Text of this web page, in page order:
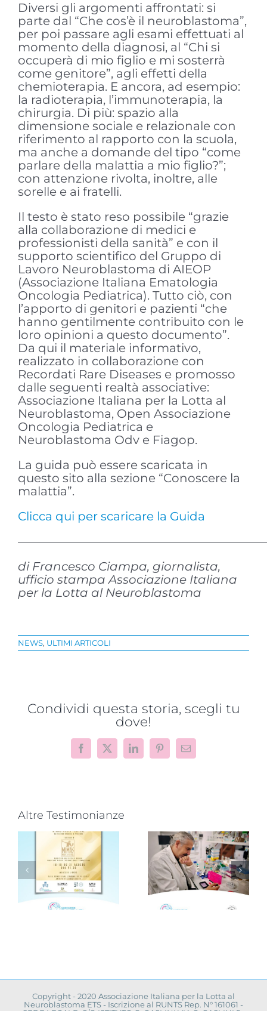
Diversi gli argomenti affrontati: si
parte dal “Che cos’è il neuroblastoma”,
per poi passare agli esami effettuati al
momento della diagnosi, al “Chi si
occuperà di mio figlio e mi sosterrà
come genitore”, agli effetti della
chemioterapia. E ancora, ad esempio:
la radioterapia, l’immunoterapia, la
chirurgia. Di più: spazio alla
dimensione sociale e relazionale con
riferimento al rapporto con la scuola,
ma anche a domande del tipo “come
parlare della malattia a mio figlio?”;
con attenzione rivolta, inoltre, alle
sorelle e ai fratelli.
Il testo è stato reso possibile “grazie
alla collaborazione di medici e
professionisti della sanità” e con il
supporto scientifico del Gruppo di
Lavoro Neuroblastoma di AIEOP
(Associazione Italiana Ematologia
Oncologia Pediatrica). Tutto ciò, con
l’apporto di genitori e pazienti “che
hanno gentilmente contribuito con le
loro opinioni a questo documento”.
Da qui il materiale informativo,
realizzato in collaborazione con
Recordati Rare Diseases e promosso
dalle seguenti realtà associative:
Associazione Italiana per la Lotta al
Neuroblastoma, Open Associazione
Oncologia Pediatrica e
Neuroblastoma Odv e Fiagop.
La guida può essere scaricata in
questo sito alla sezione “Conoscere la
malattia”.
Clicca qui per scaricare la Guida
di Francesco Ciampa, giornalista,
ufficio stampa Associazione Italiana
per la Lotta al Neuroblastoma
NEWS, ULTIMI ARTICOLI
Condividi questa storia, scegli tu
dove!
Facebook
X LinkedInPinterestEmail
Altre Testimonianze
Progetto
“VAMOLAA,
in campo
anche
l’Università
La Sapienza
Novità dalla
ricerca
scientifica:
convegno a
Napoli
Copyright - 2020 Associazione Italiana per la Lotta al
Neuroblastoma ETS - Iscrizione al RUNTS Rep. N° 161061 -